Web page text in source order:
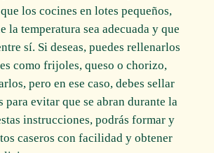
los cocines en lotes pequeños,
la temperatura sea adecuada y que
sí. Si deseas, puedes rellenarlos
como frijoles, queso o chorizo,
pero en ese caso, debes sellar
para evitar que se abran durante la
instrucciones, podrás formar y
caseros con facilidad y obtener